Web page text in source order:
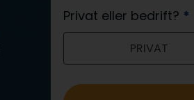
e
r
Privat eller bedrift? *
PRIVAT